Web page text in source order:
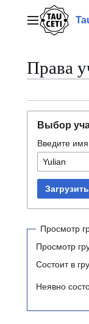
содержанию
Главное
Права
Выбор
Введите
Просмотр
Просмотр
Состоит в
Неявно